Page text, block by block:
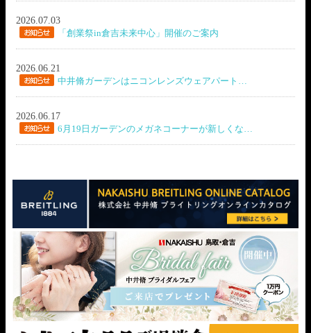
2026.07.03
「創業祭in倉吉未来中心」開催のご案内
2026.06.21
中井脩ガーデンはニコンレンズウェアパート…
2026.06.17
6月19日ガーデンのメガネコーナーが新しくな…